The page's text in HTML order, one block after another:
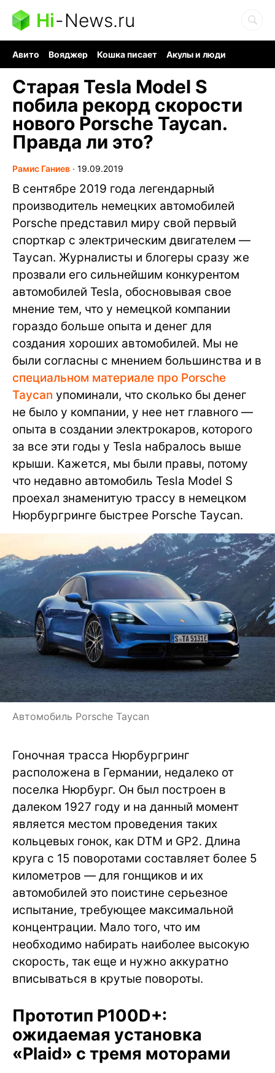
Hi-News.ru
Авито Вояджер Кошка писает
Акулы и люди
Старая Tesla Model S
побила рекорд скорости
нового Porsche Taycan.
Правда ли это?
Рамис Ганиев ∙ 19.09.2019
В сентябре 2019 года легендарный
производитель немецких автомобилей
Porsche представил миру свой первый
спорткар с электрическим двигателем —
Taycan. Журналисты и блогеры сразу же
прозвали его сильнейшим конкурентом
автомобилей Tesla, обосновывая свое
мнение тем, что у немецкой компании
гораздо больше опыта и денег для
создания хороших автомобилей. Мы не
были согласны с мнением большинства и в
специальном материале про Porsche
Taycan упоминали, что сколько бы денег
не было у компании, у нее нет главного —
опыта в создании электрокаров, которого
за все эти годы у Tesla набралось выше
крыши. Кажется, мы были правы, потому
что недавно автомобиль Tesla Model S
проехал знаменитую трассу в немецком
Нюрбургринге быстрее Porsche Taycan.
Автомобиль Porsche Taycan
Гоночная трасса Нюрбургринг
расположена в Германии, недалеко от
поселка Нюрбург. Он был построен в
далеком 1927 году и на данный момент
является местом проведения таких
кольцевых гонок, как DTM и GP2. Длина
круга с 15 поворотами составляет более 5
километров — для гонщиков и их
автомобилей это поистине серьезное
испытание, требующее максимальной
концентрации. Мало того, что им
необходимо набирать наиболее высокую
скорость, так еще и нужно аккуратно
вписываться в крутые повороты.
Прототип P100D+:
ожидаемая установка
«Plaid» с тремя моторами